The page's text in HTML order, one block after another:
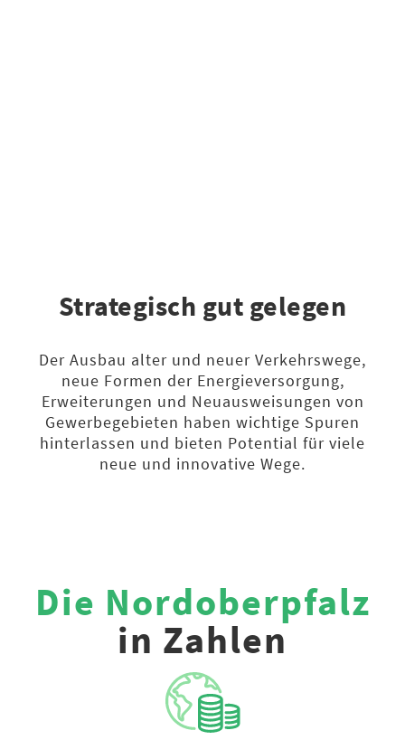
Strategisch gut gelegen
Der Ausbau alter und neuer Verkehrswege,
neue Formen der Energieversorgung,
Erweiterungen und Neuausweisungen von
Gewerbegebieten haben wichtige Spuren
hinterlassen und bieten Potential für viele
neue und innovative Wege.
Die Nordoberpfalz
in Zahlen